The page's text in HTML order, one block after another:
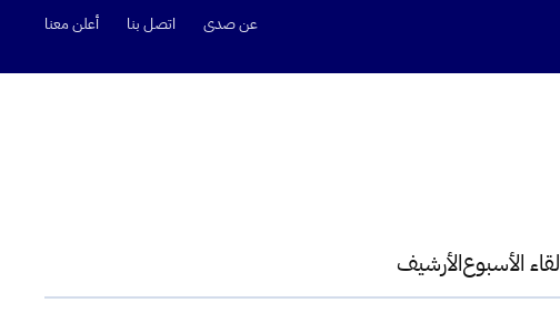
عن صدى اتصل بنا أعلن معنا
لقاء الأسبوعالأرشيف